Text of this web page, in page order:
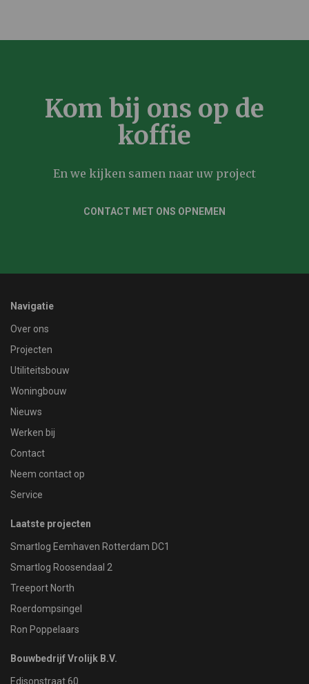
Kom bij ons op de
koffie
En we kijken samen naar uw project
CONTACT MET ONS OPNEMEN
Navigatie
Over ons
Projecten
Utiliteitsbouw
Woningbouw
Nieuws
Werken bij
Contact
Neem contact op
Service
Laatste projecten
Smartlog Eemhaven Rotterdam DC1
Smartlog Roosendaal 2
Treeport North
Roerdompsingel
Ron Poppelaars
Bouwbedrijf Vrolijk B.V.
Edisonstraat 60